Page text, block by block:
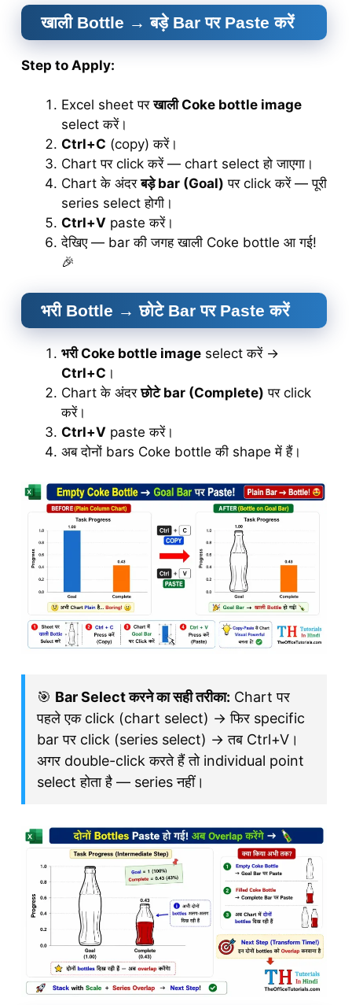
खाली Bottle → बड़े Bar पर Paste करें
Step to Apply:
Excel sheet परखाली Coke bottle image
select करें।
Ctrl+C (copy) करें।
Chart पर click करें — chart select हो जाएगा।
Chart के अंदरबड़े bar (Goal) पर click करें — पूरी
series select होगी।
Ctrl+V paste करें।
देखिए — bar की जगह खाली Coke bottle आ गई!
🎉
भरी Bottle → छोटे Bar पर Paste करें
भरी Coke bottle image select करें →
Ctrl+C ।
Chart के अंदरछोटे bar (Complete) पर click
करें।
Ctrl+V paste करें।
अब दोनों bars Coke bottle की shape में हैं।
🎯 Bar Select करने का सही तरीका: Chart पर
पहले एक click (chart select) → फिर specific
bar पर click (series select) → तब Ctrl+V।
अगर double-click करते हैं तो individual point
select होता है — series नहीं।